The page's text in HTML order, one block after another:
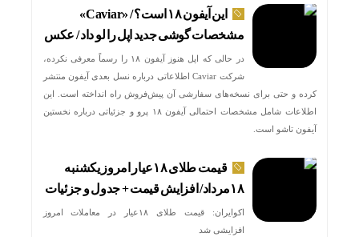
این آیفون ۱۸ است؟ / «Caviar»
مشخصات گوشی جدید اپل را لو داد / عکس
در حالی که اپل هنوز آیفون ۱۸ را رسماً معرفی نکرده،
شرکت Caviar اطلاعاتی درباره نسل بعدی آیفون منتشر
کرده و حتی برای نسخه‌های سفارشی آن پیش‌فروش راه انداخته است. این
اطلاعات شامل مشخصات احتمالی آیفون ۱۸ پرو و جزئیاتی درباره نخستین
آیفون تاشو است.
قیمت طلای ۱۸عیار امروز یکشنبه
۱۸مرداد/ افزایش قیمت + جدول و جزئیات
اکوایران: قیمت طلای ۱۸عیار در معاملات امروز
افزایشی شد